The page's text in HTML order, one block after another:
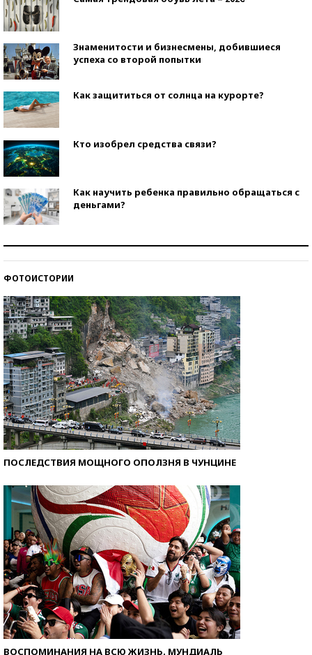
Знаменитости и бизнесмены, добившиеся
успеха со второй попытки
Как защититься от солнца на курорте?
Кто изобрел средства связи?
Как научить ребенка правильно обращаться с
деньгами?
ФОТОИСТОРИИ
ПОСЛЕДСТВИЯ МОЩНОГО ОПОЛЗНЯ В ЧУНЦИНЕ
ВОСПОМИНАНИЯ НА ВСЮ ЖИЗНЬ. МУНДИАЛЬ